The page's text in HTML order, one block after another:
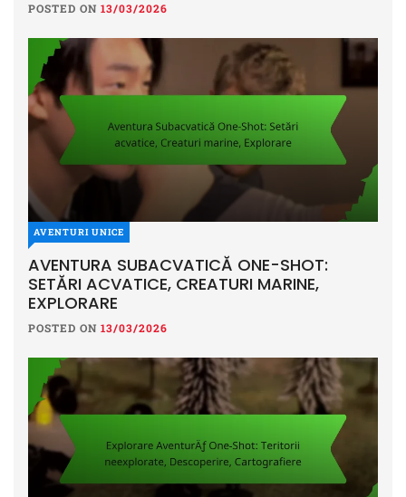
POSTED ON 13/03/2026
AVENTURI UNICE
AVENTURA SUBACVATICĂ ONE-SHOT:
SETĂRI ACVATICE, CREATURI MARINE,
EXPLORARE
POSTED ON 13/03/2026